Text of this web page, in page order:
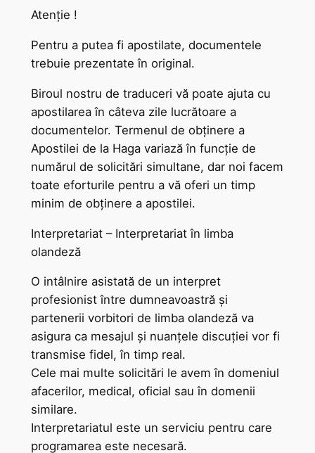
Atenție !
Pentru a putea fi apostilate, documentele
trebuie prezentate în original.
Biroul nostru de traduceri vă poate ajuta cu
apostilarea în câteva zile lucrătoare a
documentelor. Termenul de obținere a
Apostilei de la Haga variază în funcție de
numărul de solicitări simultane, dar noi facem
toate eforturile pentru a vă oferi un timp
minim de obținere a apostilei.
Interpretariat – Interpretariat în limba
olandeză
O intâlnire asistată de un interpret
profesionist între dumneavoastră și
partenerii vorbitori de limba olandeză va
asigura ca mesajul și nuanțele discuției vor fi
transmise fidel, în timp real.
Cele mai multe solicitări le avem în domeniul
afacerilor, medical, oficial sau în domenii
similare.
Interpretariatul este un serviciu pentru care
programarea este necesară.